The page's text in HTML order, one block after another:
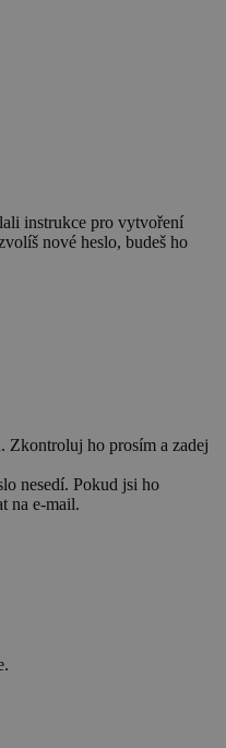
instrukce pro vytvoření
nové heslo, budeš ho
Zkontroluj ho prosím a zadej
nesedí. Pokud jsi ho
na e-mail.
.